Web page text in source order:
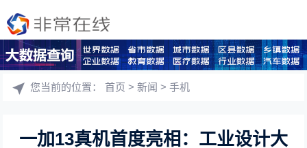
您当前的位置：首页 >新闻 >手机
一加13真机首度亮相：工业设计大